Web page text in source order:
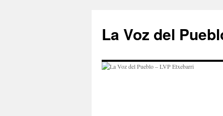
contenido
La Voz del